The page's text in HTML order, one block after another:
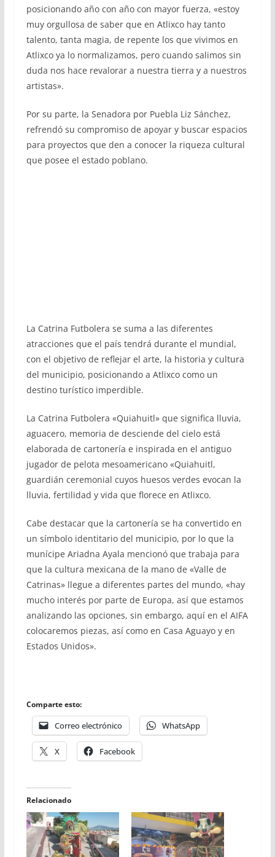
posicionando año con año con mayor fuerza, «estoy
muy orgullosa de saber que en Atlixco hay tanto
talento, tanta magia, de repente los que vivimos en
Atlixco ya lo normalizamos, pero cuando salimos sin
duda nos hace revalorar a nuestra tierra y a nuestros
artistas».
Por su parte, la Senadora por Puebla Liz Sánchez,
refrendó su compromiso de apoyar y buscar espacios
para proyectos que den a conocer la riqueza cultural
que posee el estado poblano.
La Catrina Futbolera se suma a las diferentes
atracciones que el país tendrá durante el mundial,
con el objetivo de reflejar el arte, la historia y cultura
del municipio, posicionando a Atlixco como un
destino turístico imperdible.
La Catrina Futbolera «Quiahuitl» que significa lluvia,
aguacero, memoria de desciende del cielo está
elaborada de cartonería e inspirada en el antiguo
jugador de pelota mesoamericano «Quiahuitl,
guardián ceremonial cuyos huesos verdes evocan la
lluvia, fertilidad y vida que florece en Atlixco.
Cabe destacar que la cartonería se ha convertido en
un símbolo identitario del municipio, por lo que la
munícipe Ariadna Ayala mencionó que trabaja para
que la cultura mexicana de la mano de «Valle de
Catrinas» llegue a diferentes partes del mundo, «hay
mucho interés por parte de Europa, así que estamos
analizando las opciones, sin embargo, aquí en el AIFA
colocaremos piezas, así como en Casa Aguayo y en
Estados Unidos».
Comparte esto:
Correo electrónico WhatsApp
X Facebook
Relacionado